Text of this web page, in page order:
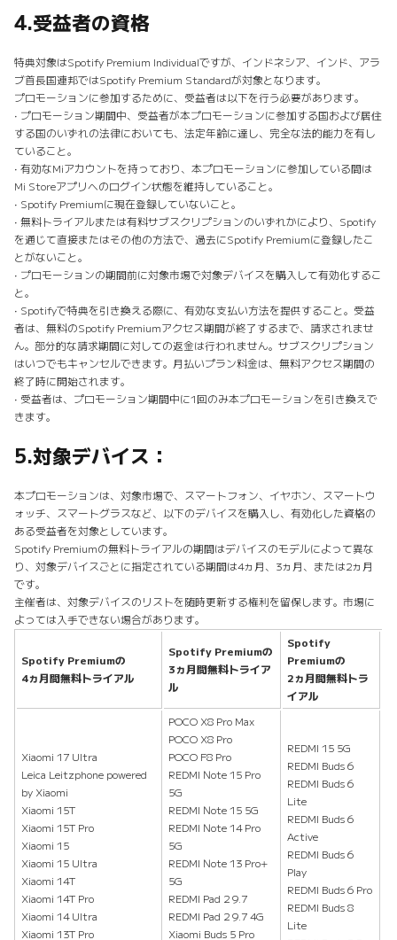
4.受益者の資格
特典対象はSpotify Premium Individualですが、インドネシア、インド、アラ
ブ首長国連邦ではSpotify Premium Standardが対象となります。
プロモーションに参加するために、受益者は以下を行う必要があります。
• プロモーション期間中、受益者が本プロモーションに参加する国および居住
する国のいずれの法律においても、法定年齢に達し、完全な法的能力を有し
ていること。
• 有効なMiアカウントを持っており、本プロモーションに参加している間は
Mi Storeアプリへのログイン状態を維持していること。
• Spotify Premiumに現在登録していないこと。
• 無料トライアルまたは有料サブスクリプションのいずれかにより、Spotify
を通じて直接またはその他の方法で、過去にSpotify Premiumに登録したこ
とがないこと。
• プロモーションの期間前に対象市場で対象デバイスを購入して有効化するこ
と。
• Spotifyで特典を引き換える際に、有効な支払い方法を提供すること。受益
者は、無料のSpotify Premiumアクセス期間が終了するまで、請求されませ
ん。部分的な請求期間に対しての返金は行われません。サブスクリプション
はいつでもキャンセルできます。月払いプラン料金は、無料アクセス期間の
終了時に開始されます。
• 受益者は、プロモーション期間中に1回のみ本プロモーションを引き換えで
きます。
5.対象デバイス：
本プロモーションは、対象市場で、スマートフォン、イヤホン、スマートウ
ォッチ、スマートグラスなど、以下のデバイスを購入し、有効化した資格の
ある受益者を対象としています。
Spotify Premiumの無料トライアルの期間はデバイスのモデルによって異な
り、対象デバイスごとに指定されている期間は4ヵ月、3ヵ月、または2ヵ月
です。
主催者は、対象デバイスのリストを随時更新する権利を留保します。市場に
よっては入手できない場合があります。
Spotify Premiumの
4ヵ月間無料トライアル
Spotify Premiumの
3ヵ月間無料トライア
ル
Spotify
Premiumの
2ヵ月間無料トラ
イアル
Xiaomi 17 Ultra
Leica Leitzphone powered
by Xiaomi
Xiaomi 15T
Xiaomi 15T Pro
Xiaomi 15
Xiaomi 15 Ultra
Xiaomi 14T
Xiaomi 14T Pro
Xiaomi 14 Ultra
Xiaomi 13T Pro
POCO X8 Pro Max
POCO X8 Pro
POCO F8 Pro
REDMI Note 15 Pro
5G
REDMI Note 15 5G
REDMI Note 14 Pro
5G
REDMI Note 13 Pro+
5G
REDMI Pad 2 9.7
REDMI Pad 2 9.7 4G
Xiaomi Buds 5 Pro
REDMI 15 5G
REDMI Buds 6
REDMI Buds 6
Lite
REDMI Buds 6
Active
REDMI Buds 6
Play
REDMI Buds 6 Pro
REDMI Buds 8
Lite